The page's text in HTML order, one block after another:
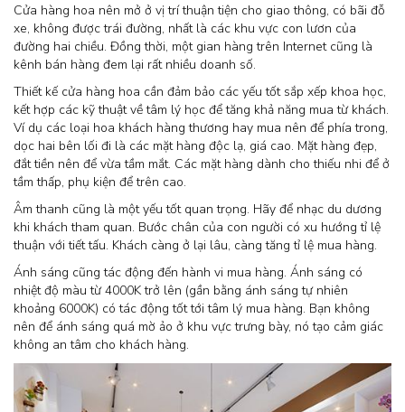
Cửa hàng hoa nên mở ở vị trí thuận tiện cho giao thông, có bãi đỗ
xe, không được trái đường, nhất là các khu vực con lươn của
đường hai chiều. Đồng thời, một gian hàng trên Internet cũng là
kênh bán hàng đem lại rất nhiều doanh số.
Thiết kế cửa hàng hoa cần đảm bảo các yếu tốt sắp xếp khoa học,
kết hợp các kỹ thuật về tâm lý học để tăng khả năng mua từ khách.
Ví dụ các loại hoa khách hàng thương hay mua nên để phía trong,
dọc hai bên lối đi là các mặt hàng độc lạ, giá cao. Mặt hàng đẹp,
đắt tiền nên để vừa tầm mắt. Các mặt hàng dành cho thiếu nhi để ở
tầm thấp, phụ kiện để trên cao.
Âm thanh cũng là một yếu tốt quan trọng. Hãy để nhạc du dương
khi khách tham quan. Bước chân của con người có xu hướng tỉ lệ
thuận với tiết tấu. Khách càng ở lại lâu, càng tăng tỉ lệ mua hàng.
Ánh sáng cũng tác động đến hành vi mua hàng. Ánh sáng có
nhiệt độ màu từ 4000K trở lên (gần bằng ánh sáng tự nhiên
khoảng 6000K) có tác động tốt tới tâm lý mua hàng. Bạn không
nên để ánh sáng quá mờ ảo ở khu vực trưng bày, nó tạo cảm giác
không an tâm cho khách hàng.